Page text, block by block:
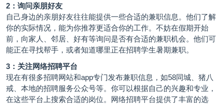
2：询问亲朋好友
自己身边的亲朋好友往往能提供一些合适的兼职信息。他们了解
你的实际情况，能为你推荐更适合你的工作。不妨在假期开始
前，向家人、邻居、好有等询问是否有合适的兼职机会。他们可
能正在寻找帮手，或者知道哪里正在招聘学生暑期兼职。
3：关注网络招聘平台
现在有很多招聘网站和app专门发布兼职信息，如58同城、猪八
戒、本地的招聘服务公众号等。你可以根据自己的兴趣和专业，
在这些平台上搜索合适的岗位。网络招聘平台提供了丰富的选